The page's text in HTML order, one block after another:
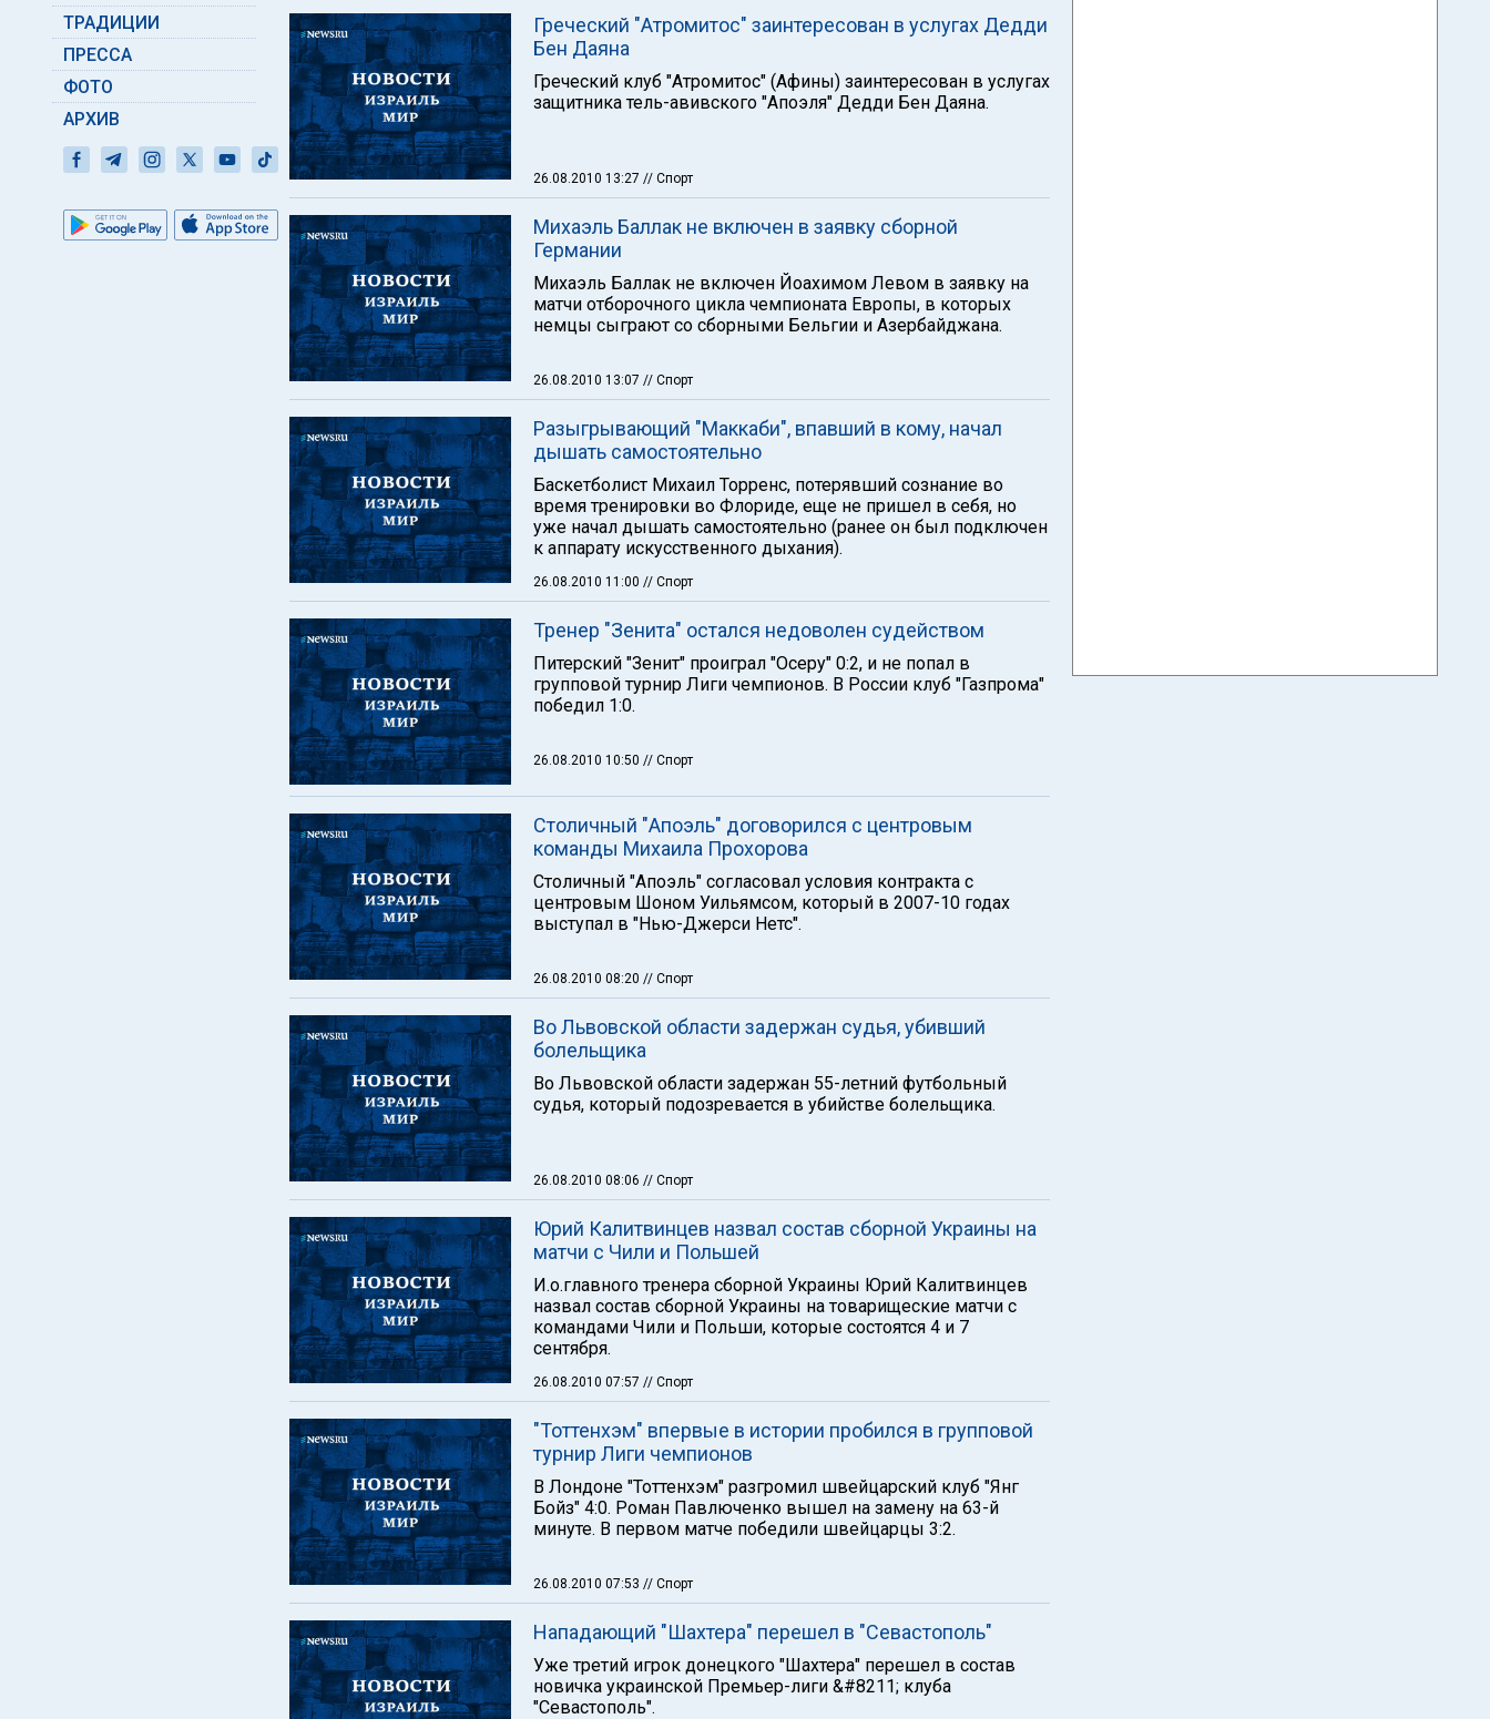
ТРАДИЦИИ
ПРЕССА
ФОТО
АРХИВ
Греческий "Атромитос" заинтересован в услугах Дедди
Бен Даяна
Греческий клуб "Атромитос" (Афины) заинтересован в услугах
защитника тель-авивского "Апоэля" Дедди Бен Даяна.
26.08.2010 13:27 // Спорт
Михаэль Баллак не включен в заявку сборной
Германии
Михаэль Баллак не включен Йоахимом Левом в заявку на
матчи отборочного цикла чемпионата Европы, в которых
немцы сыграют со сборными Бельгии и Азербайджана.
26.08.2010 13:07 // Спорт
Разыгрывающий "Маккаби", впавший в кому, начал
дышать самостоятельно
Баскетболист Михаил Торренс, потерявший сознание во
время тренировки во Флориде, еще не пришел в себя, но
уже начал дышать самостоятельно (ранее он был подключен
к аппарату искусственного дыхания).
26.08.2010 11:00 // Спорт
Тренер "Зенита" остался недоволен судейством
Питерский "Зенит" проиграл "Осеру" 0:2, и не попал в
групповой турнир Лиги чемпионов. В России клуб "Газпрома"
победил 1:0.
26.08.2010 10:50 // Спорт
Столичный "Апоэль" договорился с центровым
команды Михаила Прохорова
Столичный "Апоэль" согласовал условия контракта с
центровым Шоном Уильямсом, который в 2007-10 годах
выступал в "Нью-Джерси Нетс".
26.08.2010 08:20 // Спорт
Во Львовской области задержан судья, убивший
болельщика
Во Львовской области задержан 55-летний футбольный
судья, который подозревается в убийстве болельщика.
26.08.2010 08:06 // Спорт
Юрий Калитвинцев назвал состав сборной Украины на
матчи с Чили и Польшей
И.о.главного тренера сборной Украины Юрий Калитвинцев
назвал состав сборной Украины на товарищеские матчи с
командами Чили и Польши, которые состоятся 4 и 7
сентября.
26.08.2010 07:57 // Спорт
"Тоттенхэм" впервые в истории пробился в групповой
турнир Лиги чемпионов
В Лондоне "Тоттенхэм" разгромил швейцарский клуб "Янг
Бойз" 4:0. Роман Павлюченко вышел на замену на 63-й
минуте. В первом матче победили швейцарцы 3:2.
26.08.2010 07:53 // Спорт
Нападающий "Шахтера" перешел в "Севастополь"
Уже третий игрок донецкого "Шахтера" перешел в состав
новичка украинской Премьер-лиги &#8211; клуба
"Севастополь".